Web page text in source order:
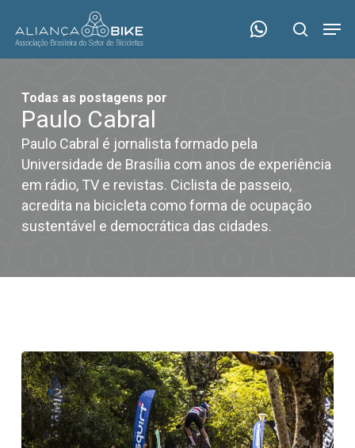
main
search
Todas as postagens por
Paulo Cabral
Paulo Cabral é jornalista formado pela
Universidade de Brasília com anos de experiência
em rádio, TV e revistas. Ciclista de passeio,
acredita na bicicleta como forma de ocupação
sustentável e democrática das cidades.